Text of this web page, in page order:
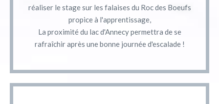
réaliser le stage sur les falaises du Roc des Boeufs
propice à l'apprentissage,
La proximité du lac d'Annecy permettra de se
rafraîchir après une bonne journée d'escalade !